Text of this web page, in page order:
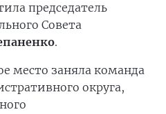
председатель
Совета
.
место заняла команда
округа,